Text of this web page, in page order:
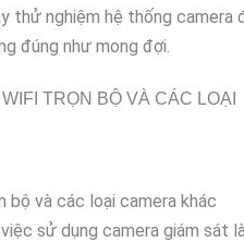
thử nghiệm hệ thống camera
đúng như mong đợi.
TRỌN BỘ VÀ CÁC LOẠI
bộ và các loại camera khác
sử dụng camera giám sát